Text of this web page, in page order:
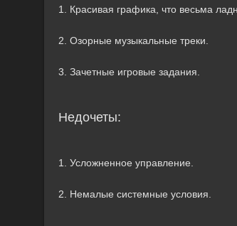
1. Красивая графика, что весьма
2. Озорные музыкальные треки.
3. Зачетные игровые задания.
Недочеты:
1. Усложненное управление.
2. Немалые системные условия.